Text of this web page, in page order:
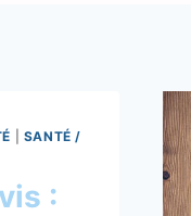
SANTÉ /
: